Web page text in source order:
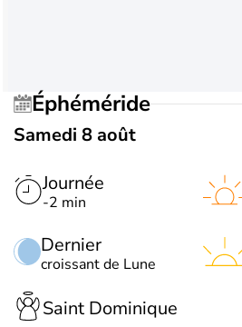
Éphéméride
Samedi 8 août
Journée
-2 min
Dernier
croissant de Lune
Saint Dominique